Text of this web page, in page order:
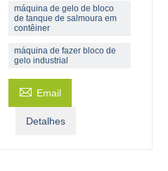
máquina de gelo de bloco
de tanque de salmoura em
contêiner
máquina de fazer bloco de
gelo industrial
 Email
Detalhes